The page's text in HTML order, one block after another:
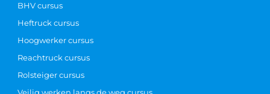
BHV cursus
Heftruck cursus
Hoogwerker cursus
Reachtruck cursus
Rolsteiger cursus